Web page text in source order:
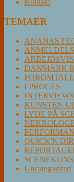
TEMAER
ANANAS I
DANMARK
I PROCES
INTERVIEWS
KUNSTEN
LYDE PÅ
Uncategorized